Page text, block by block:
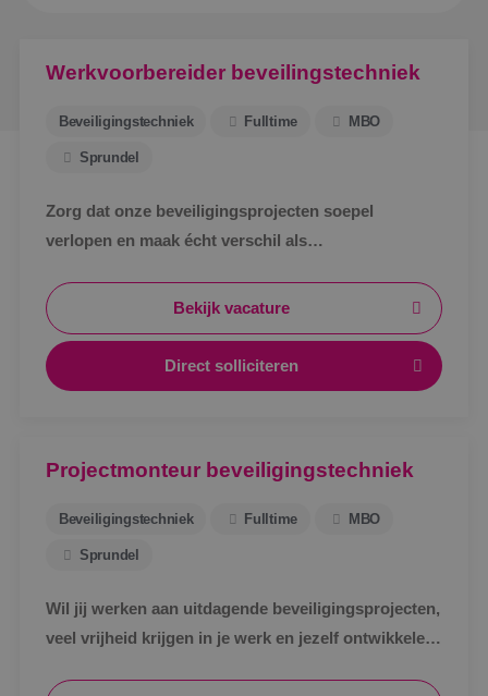
Werkvoorbereider beveilingstechniek
Beveiligingstechniek Fulltime MBO
Sprundel
Zorg dat onze beveiligingsprojecten soepel
verlopen en maak écht verschil als
Bekijk vacature
Direct solliciteren
Projectmonteur beveiligingstechniek
Beveiligingstechniek Fulltime MBO
Sprundel
Wil jij werken aan uitdagende beveiligingsprojecten,
veel vrijheid krijgen in je werk en jezelf ontwikkelen